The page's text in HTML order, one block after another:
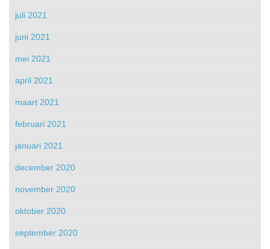
juli 2021
juni 2021
mei 2021
april 2021
maart 2021
februari 2021
januari 2021
december 2020
november 2020
oktober 2020
september 2020